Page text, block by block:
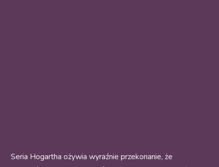
Seria Hogartha ożywia wyraźnie przekonanie, że